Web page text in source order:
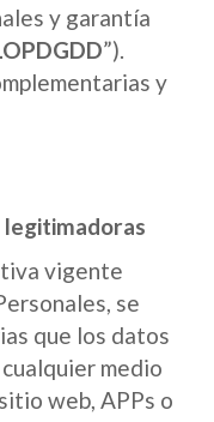
y garantía
”).
y
legitimadoras
vigente
se
que los datos
medio
web, APPs o